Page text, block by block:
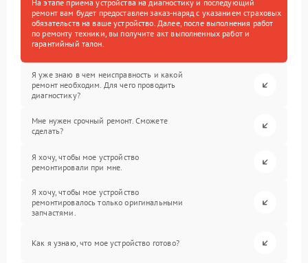
На этапе приема устройства на диагностику и последующий
ремонт вам будет предоставлен заказ-наряд с указанием страховых
обязательств на ваше устройство. Далее, после выполнения работ
по ремонту техники, вы получите акт выполненных работ и
гарантийный талон.
Я уже знаю в чем неисправность и какой
ремонт необходим. Для чего проводить
диагностику?
Мне нужен срочный ремонт. Сможете
сделать?
Я хочу, чтобы мое устройство
ремонтировали при мне.
Я хочу, чтобы мое устройство
ремонтировалось только оригинальными
запчастями.
Как я узнаю, что мое устройство готово?